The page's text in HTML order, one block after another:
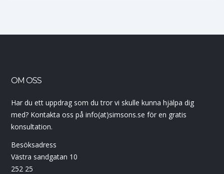
OM OSS
Har du ett uppdrag som du tror vi skulle kunna hjälpa dig
med? Kontakta oss på info(at)simsons.se för en gratis
konsultation.
Besöksadress
Västra sandgatan 10
252 25